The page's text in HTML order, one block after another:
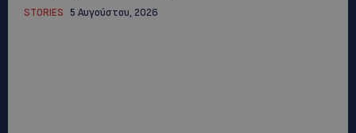
STORIES 5 Αυγούστου, 2026